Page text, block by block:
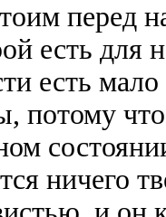
перед
есть для
есть
потому
ничего